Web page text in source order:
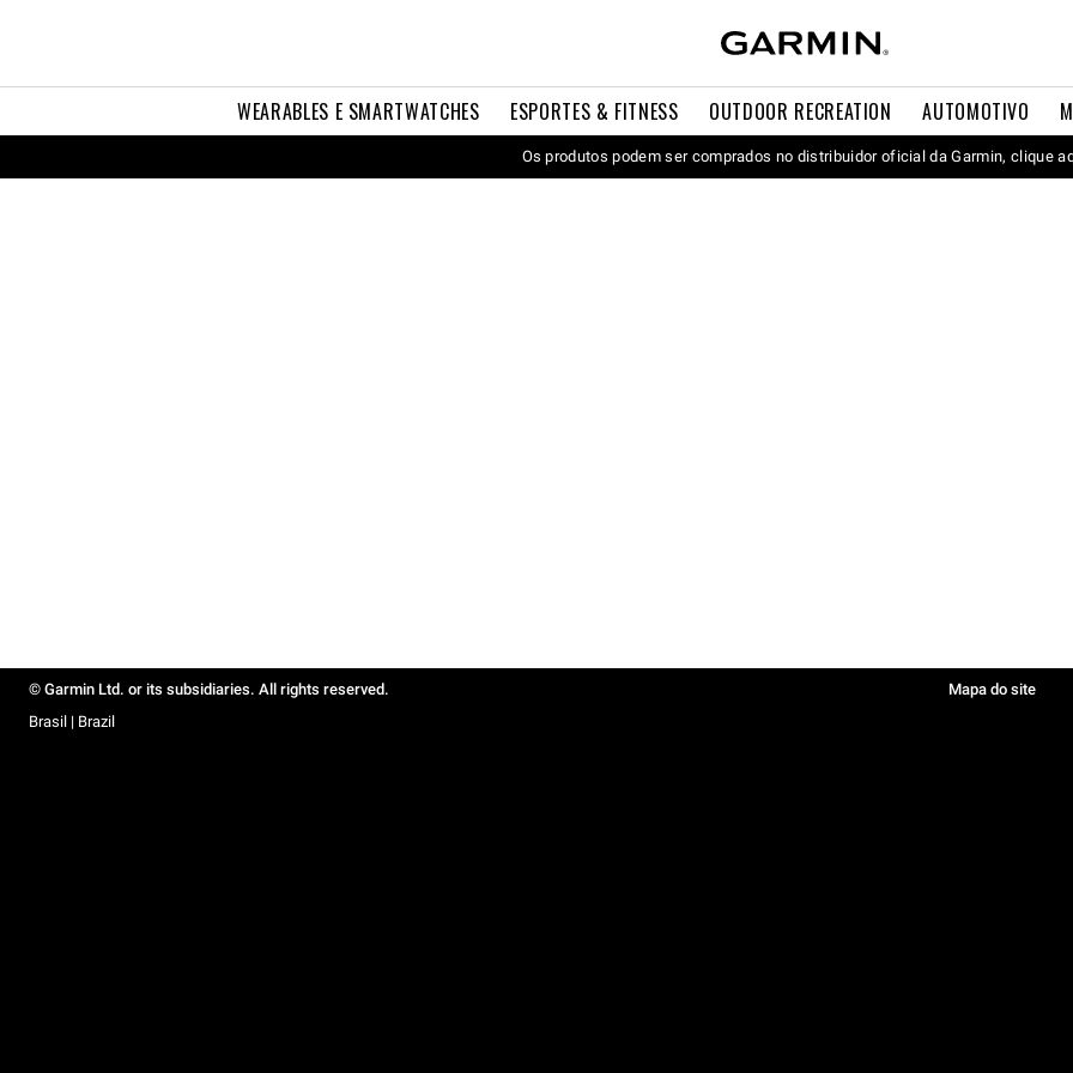
WEARABLES E SMARTWATCHES ESPORTES & FITNESS OUTDOOR RECREATION AUTOMOTIVO
Os produtos podem ser comprados no distribuidor oficial da Garmin, clique
© Garmin Ltd. or its subsidiaries. All rights reserved. Mapa do site
Brasil | Brazil